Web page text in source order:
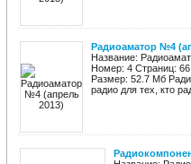
Радиоаматор №4
Название:
Номер: 4 Страниц:
Размер: 52.7 Мб
радио для тех, кто